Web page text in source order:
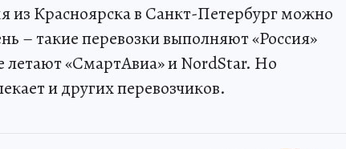
из Красноярска в Санкт-Петербург можно
– такие перевозки выполняют «Россия»
летают «СмартАвиа» и NordStar. Но
и других перевозчиков.